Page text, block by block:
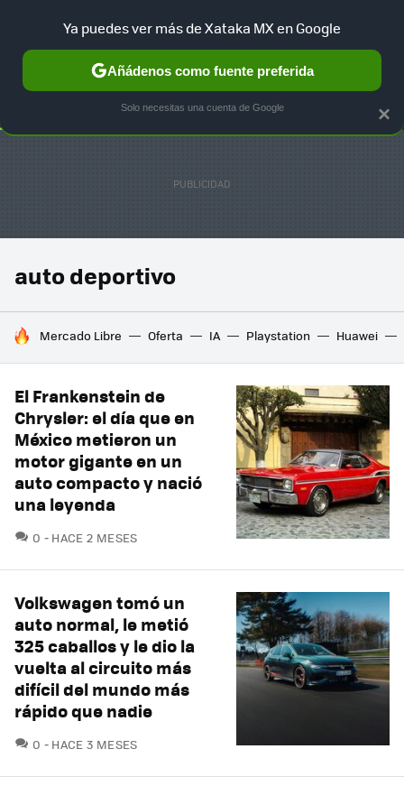
SELECCIÓN GAMING HOME AUTO TERRITORIO
auto deportivo
HOY SE HABLA DE
Mercado Libre Oferta IA Playstation Huawei
El Frankenstein de
Chrysler: el día que en
México metieron un
motor gigante en un
auto compacto y nació
una leyenda
0 COMENTARIOS
HACE 2 MESES
Volkswagen tomó un
auto normal, le metió
325 caballos y le dio la
vuelta al circuito más
difícil del mundo más
rápido que nadie
0 COMENTARIOS
HACE 3 MESES
×
Ya puedes ver más de Xataka MX en Google
Añádenos como fuente preferida
Solo necesitas una cuenta de Google